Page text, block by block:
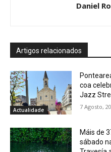
Daniel
Artigos relacionados
Actualidade
coa
Jazz
7 Agosto,
Máis de
sábado